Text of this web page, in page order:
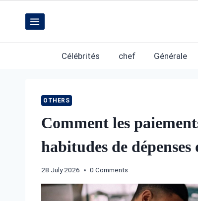
content
Célébrités chef Générale
OTHERS
Comment les
habitudes de dépenses
28 July 2026 0 Comments